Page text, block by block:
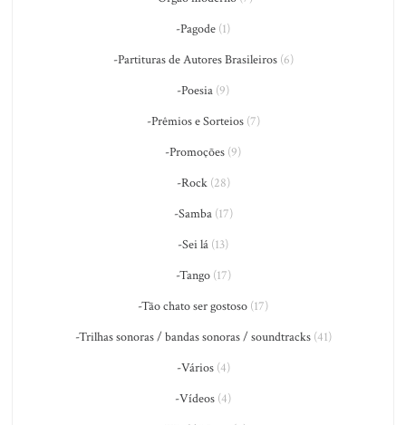
-Pagode (1)
-Partituras de Autores Brasileiros(6)
-Poesia (9)
-Prêmios e Sorteios(7)
-Promoções (9)
-Rock(28)
-Samba(17)
-Sei lá (13)
-Tango(17)
-Tão chato ser gostoso (17)
-Trilhas sonoras / bandas sonoras / soundtracks(41)
-Vários(4)
-Vídeos (4)